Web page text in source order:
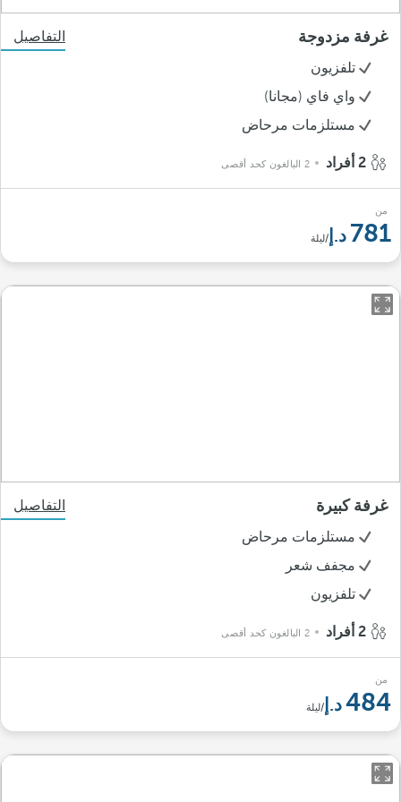
غرفة مزدوجة
التفاصيل
تلفزيون
واي فاي (مجانا)
مستلزمات مرحاض
2 البالغون كحد أقصى
من
781 /ليلة
غرفة كبيرة
التفاصيل
مستلزمات مرحاض
مجفف شعر
تلفزيون
2 البالغون كحد أقصى
من
484 /ليلة